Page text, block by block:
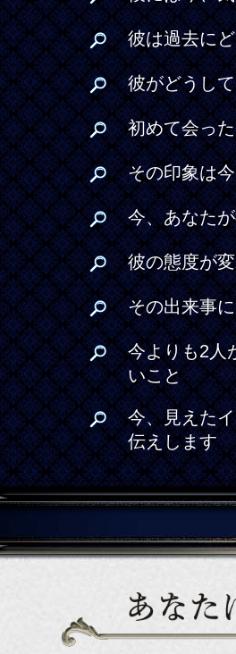
彼は過去に
彼がどうし
初めて会っ
その印象は
今、あなた
彼の態度が
その出来事
今よりも2人
いこと
今、見えた
伝えします